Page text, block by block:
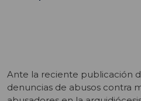
Ante la reciente publicación
denuncias de abusos contra